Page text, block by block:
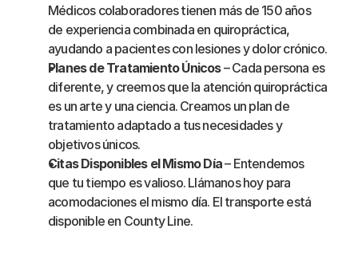
Médicos colaboradores tienen más de 150 años
de experiencia combinada en quiropráctica,
ayudando a pacientes con lesiones y dolor crónico.
Planes de Tratamiento Únicos – Cada persona es
diferente, y creemos que la atención quiropráctica
es un arte y una ciencia. Creamos un plan de
tratamiento adaptado a tus necesidades y
objetivos únicos.
Citas Disponibles el Mismo Día – Entendemos
que tu tiempo es valioso. Llámanos hoy para
acomodaciones el mismo día. El transporte está
disponible en County Line.